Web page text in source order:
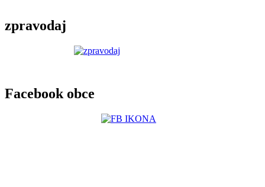
zpravodaj
Facebook obce